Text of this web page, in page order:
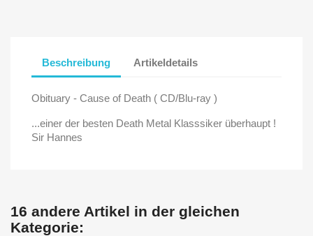
Beschreibung Artikeldetails
Obituary - Cause of Death ( CD/Blu-ray )
...einer der besten Death Metal Klasssiker überhaupt !
Sir Hannes
16 andere Artikel in der gleichen
Kategorie: